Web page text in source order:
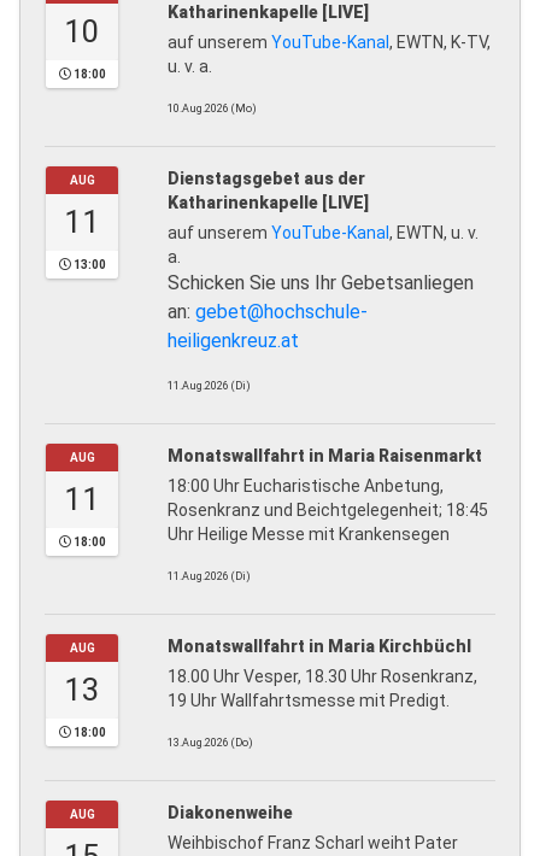
10
18:00
Katharinenkapelle [LIVE]
auf unserem YouTube-Kanal, EWTN, K-TV,
u. v. a.
10.Aug.2026 (Mo)
AUG
11
13:00
Dienstagsgebet aus der
Katharinenkapelle [LIVE]
auf unserem YouTube-Kanal, EWTN, u. v.
a.
Schicken Sie uns Ihr Gebetsanliegen
an: gebet@hochschule-
heiligenkreuz.at
11.Aug.2026 (Di)
AUG
11
18:00
Monatswallfahrt in Maria Raisenmarkt
18:00 Uhr Eucharistische Anbetung,
Rosenkranz und Beichtgelegenheit; 18:45
Uhr Heilige Messe mit Krankensegen
11.Aug.2026 (Di)
AUG
13
18:00
Monatswallfahrt in Maria Kirchbüchl
18.00 Uhr Vesper, 18.30 Uhr Rosenkranz,
19 Uhr Wallfahrtsmesse mit Predigt.
13.Aug.2026 (Do)
AUG
Diakonenweihe
Weihbischof Franz Scharl weiht Pater